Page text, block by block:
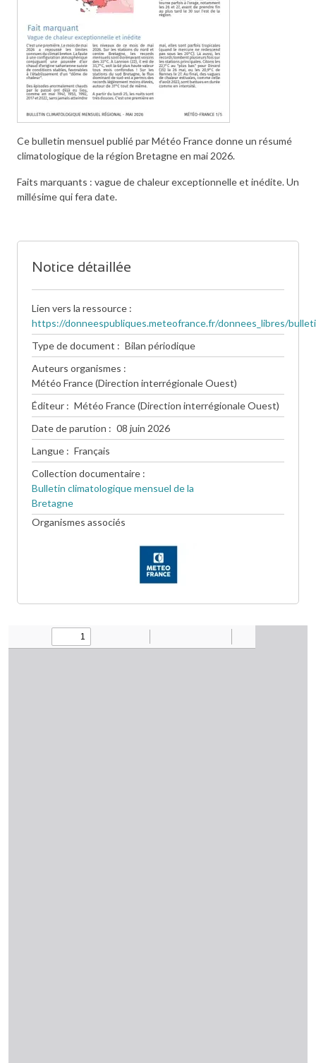
Ce bulletin mensuel publié par Météo France donne un résumé
climatologique de la région Bretagne en mai 2026.
Faits marquants : vague de chaleur exceptionnelle et inédite. Un
millésime qui fera date.
Notice détaillée
Lien vers la ressource
https://donneespubliques.meteofrance.fr/donnees_libres/
Type de document
Bilan périodique
Auteurs organismes
Météo France (Direction interrégionale Ouest)
Éditeur
Météo France (Direction interrégionale Ouest)
Date de parution
08 juin 2026
Langue
Français
Collection documentaire
Bulletin climatologique mensuel de la
Bretagne
Organismes associés